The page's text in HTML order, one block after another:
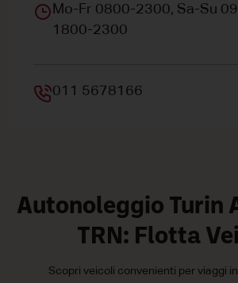
Mo-Fr 0800-2300, Sa-Su
1800-2300
011 5678166
Autonoleggio Turin
TRN: Flotta
Scopri veicoli convenienti per viaggi